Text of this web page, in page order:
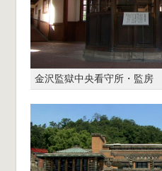
金沢監獄中央看守所・監房